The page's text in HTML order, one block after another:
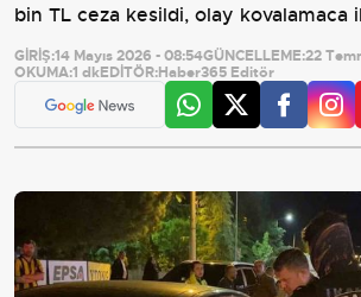
bin TL ceza kesildi, olay kovalamaca
GİRİŞ:14 Mayıs 2026 - 08:54GÜNCELLEME:22
OKUMA:1 dkEDİTÖR:Haber365 Editör